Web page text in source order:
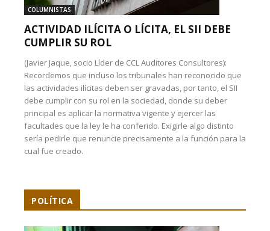
COLUMNISTAS
ACTIVIDAD ILÍCITA O LÍCITA, EL SII DEBE
CUMPLIR SU ROL
(Javier Jaque, socio Líder de CCL Auditores Consultores):
Recordemos que incluso los tribunales han reconocido que
las actividades ilícitas deben ser gravadas, por tanto, el SII
debe cumplir con su rol en la sociedad, donde su deber
principal es aplicar la normativa vigente y ejercer las
facultades que la ley le ha conferido. Exigirle algo distinto
sería pedirle que renuncie precisamente a la función para la
cual fue creado.
POLÍTICA